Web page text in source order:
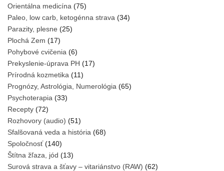
Orientálna medicína (75)
Paleo, low carb, ketogénna strava (34)
Parazity, plesne (25)
Plochá Zem (17)
Pohybové cvičenia (6)
Prekyslenie-úprava PH (17)
Prírodná kozmetika (11)
Prognózy, Astrológia, Numerológia (65)
Psychoterapia (33)
Recepty (72)
Rozhovory (audio) (51)
Sfalšovaná veda a história (68)
Spoločnosť(140)
Štítna žľaza, jód (13)
Surová strava a šťavy – vitariánstvo (RAW) (62)